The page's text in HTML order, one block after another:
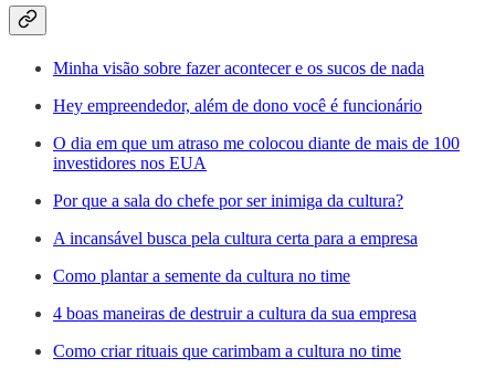
Minha visão sobre fazer acontecer e os sucos de nada
Hey empreendedor, além de dono você é funcionário
O dia em que um atraso me colocou diante de mais de 100
investidores nos EUA
Por que a sala do chefe por ser inimiga da cultura?
A incansável busca pela cultura certa para a empresa
Como plantar a semente da cultura no time
4 boas maneiras de destruir a cultura da sua empresa
Como criar rituais que carimbam a cultura no time